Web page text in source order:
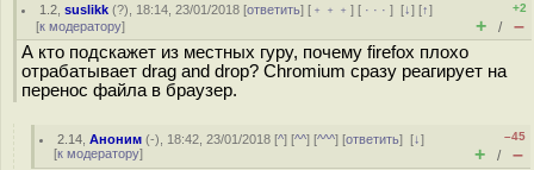
1.2 ,suslikk (?), 18:14, 23/01/2018 [ответить] [ ﹢﹢﹢] [ · · ·][↓] [↑]
[к модератору]
+2
+ / –
А кто подскажет из местных гуру, почему firefox плохо
отрабатывает drag and drop? Chromium сразу реагирует на
перенос файла в браузер.
2.14 ,Аноним (-), 18:42, 23/01/2018 [^] [^^] [^^^] [ответить][↓]
[к модератору]
–45
+ / –